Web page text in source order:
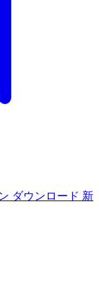
ダウンロード 新